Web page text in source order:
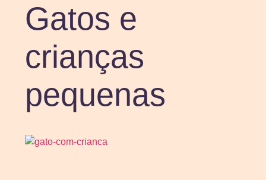
Gatos e
crianças
pequenas